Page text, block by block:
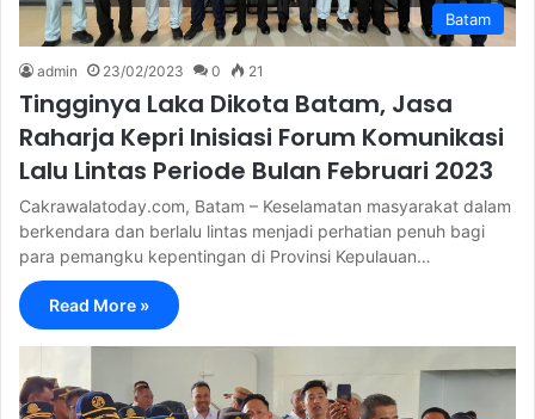
Batam
admin 23/02/2023 0 21
Tingginya Laka Dikota Batam, Jasa
Raharja Kepri Inisiasi Forum Komunikasi
Lalu Lintas Periode Bulan Februari 2023
Cakrawalatoday.com, Batam – Keselamatan masyarakat dalam
berkendara dan berlalu lintas menjadi perhatian penuh bagi
para pemangku kepentingan di Provinsi Kepulauan…
Read More »